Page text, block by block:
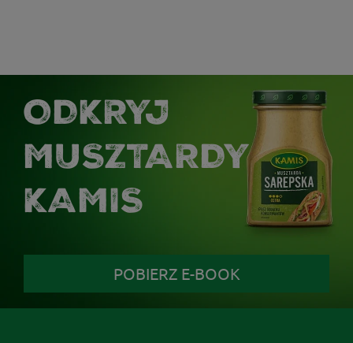
ODKRYJ
MUSZTARDY
KAMIS
POBIERZ E-BOOK